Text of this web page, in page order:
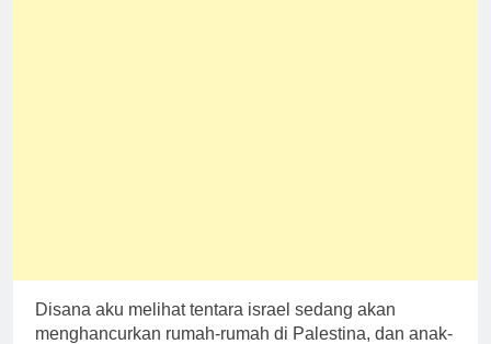
Disana aku melihat tentara israel sedang akan
menghancurkan rumah-rumah di Palestina, dan anak-